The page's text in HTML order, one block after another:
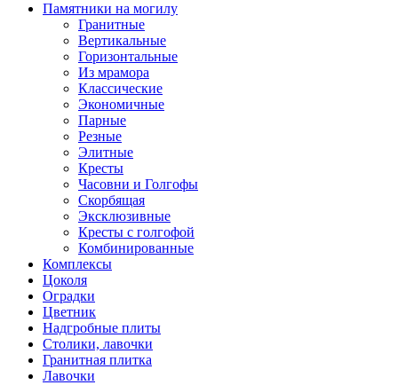
Памятники на могилу
Гранитные
Вертикальные
Горизонтальные
Из мрамора
Классические
Экономичные
Парные
Резные
Элитные
Кресты
Часовни и Голгофы
Скорбящая
Эксклюзивные
Кресты с голгофой
Комбинированные
Комплексы
Цоколя
Оградки
Цветник
Надгробные плиты
Столики, лавочки
Гранитная плитка
Лавочки